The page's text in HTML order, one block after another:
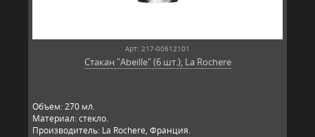
Арт: 217-00612101
Стакан "Abeille" (6 шт.), La Rochere
Объем: 270 мл.
Материал: стекло.
Производитель: La Rochere, Франция.